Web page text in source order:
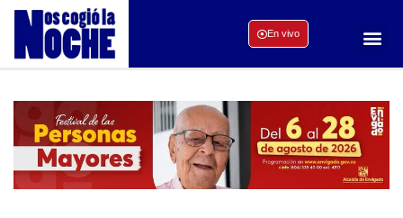
En vivo